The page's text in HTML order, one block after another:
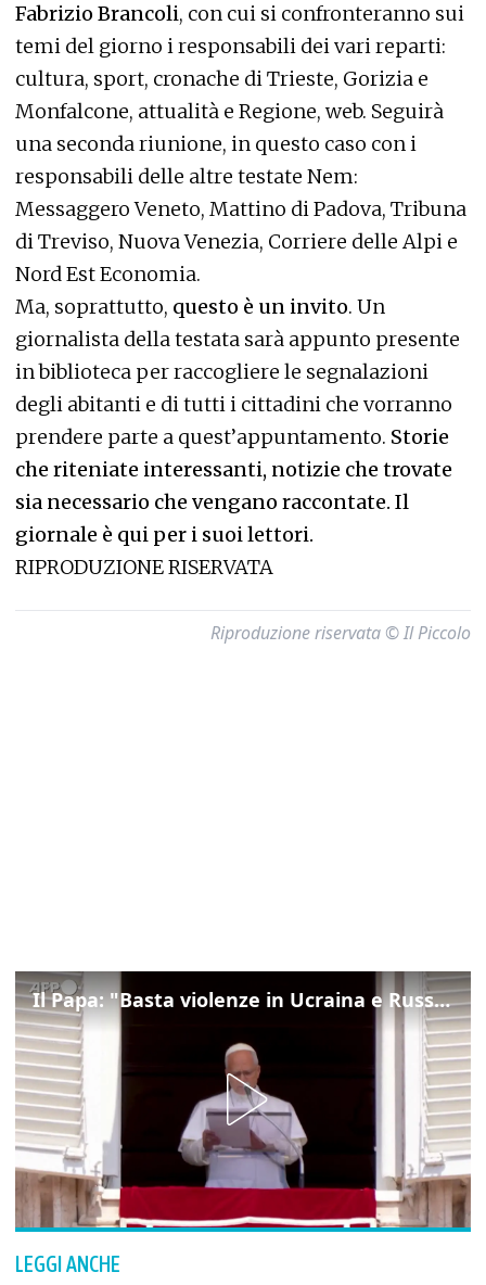
Fabrizio Brancoli, con cui si confronteranno sui
temi del giorno i responsabili dei vari reparti:
cultura, sport, cronache di Trieste, Gorizia e
Monfalcone, attualità e Regione, web. Seguirà
una seconda riunione, in questo caso con i
responsabili delle altre testate Nem:
Messaggero Veneto, Mattino di Padova, Tribuna
di Treviso, Nuova Venezia, Corriere delle Alpi e
Nord Est Economia.
Ma, soprattutto, questo è un invito. Un
giornalista della testata sarà appunto presente
in biblioteca per raccogliere le segnalazioni
degli abitanti e di tutti i cittadini che vorranno
prendere parte a quest’appuntamento. Storie
che riteniate interessanti, notizie che trovate
sia necessario che vengano raccontate. Il
giornale è qui per i suoi lettori.
RIPRODUZIONE RISERVATA
Riproduzione riservata © Il Piccolo
Il Papa: "Basta violenze in Ucraina e Russia, spazio a diplomazia"
LEGGI ANCHE